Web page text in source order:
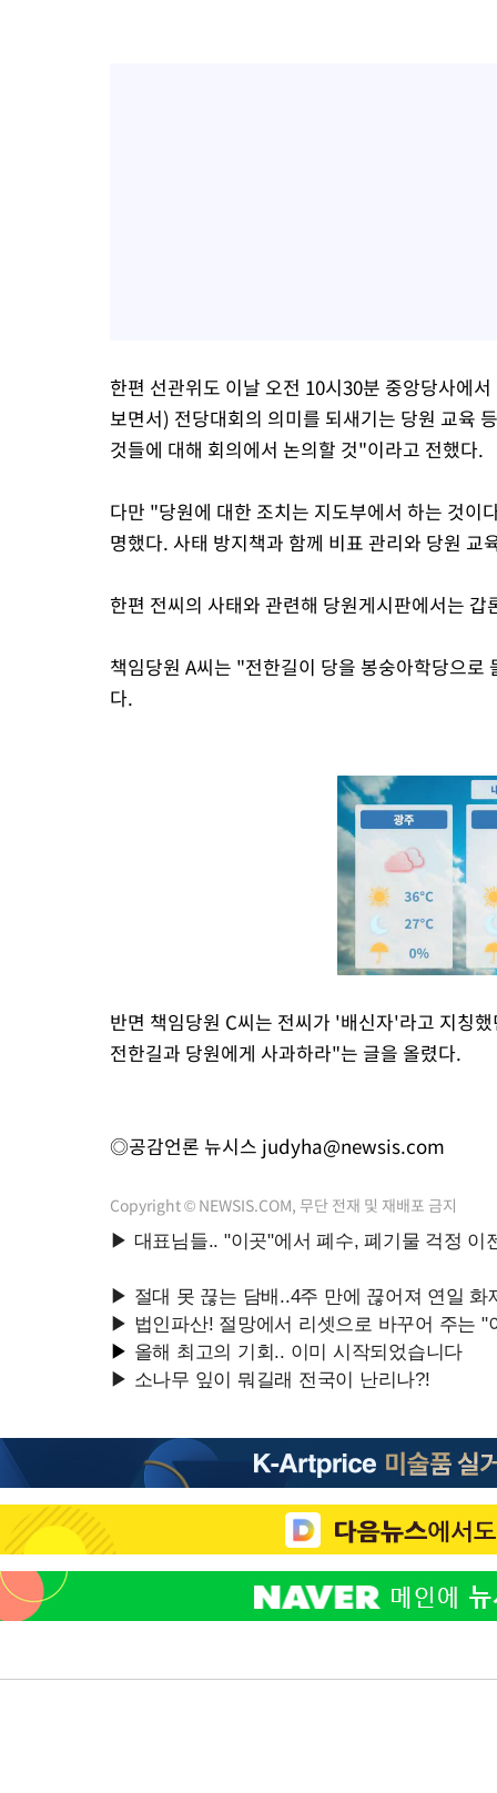
한편 선관위도 이날 오전 10시30분 중앙당사에
보면서) 전당대회의 의미를 되새기는 당원 교육
것들에 대해 회의에서 논의할 것"이라고 전했다.
다만 "당원에 대한 조치는 지도부에서 하는 것
명했다. 사태 방지책과 함께 비표 관리와 당원 교
한편 전씨의 사태와 관련해 당원게시판에서는 갑
책임당원 A씨는 "전한길이 당을 봉숭아학당으
다.
반면 책임당원 C씨는 전씨가 '배신자'라고 지칭
전한길과 당원에게 사과하라"는 글을 올렸다.
◎공감언론 뉴시스 judyha@newsis.com
Copyright © NEWSIS.COM, 무단 전재 및 재배포 금지